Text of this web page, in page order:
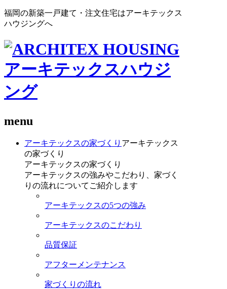
福岡の新築一戸建て・注文住宅はアーキテックス
ハウジングへ
menu
アーキテックスの家づくり アーキテックス
の家づくり
アーキテックスの家づくり
アーキテックスの強みやこだわり、家づく
りの流れについてご紹介します
アーキテックスの5つの強み
アーキテックスのこだわり
品質保証
アフターメンテナンス
家づくりの流れ